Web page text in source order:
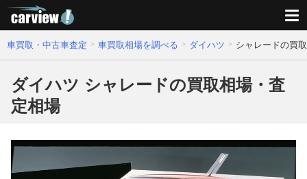
車買取・中古車査定 車買取相場を調べる ダイハツ シャレードの買
ダイハツ シャレードの買取相場・査
定相場